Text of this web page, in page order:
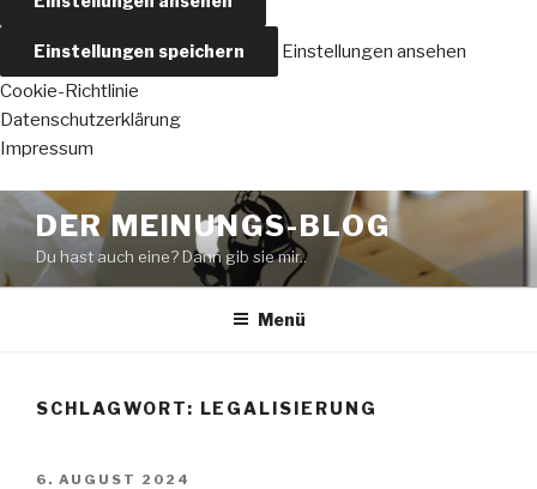
Einstellungen speichern
Einstellungen ansehen
Cookie-Richtlinie
Datenschutzerklärung
Impressum
Zum
Inhalt
springen
DER MEINUNGS-BLOG
Du hast auch eine? Dann gib sie mir..
Menü
SCHLAGWORT: LEGALISIERUNG
VERÖFFENTLICHT
6. AUGUST 2024